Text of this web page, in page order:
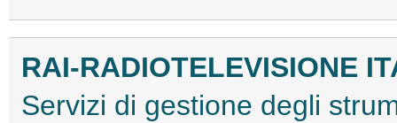
RAI-RADIOTELEVISIONE
Servizi di gestione degli